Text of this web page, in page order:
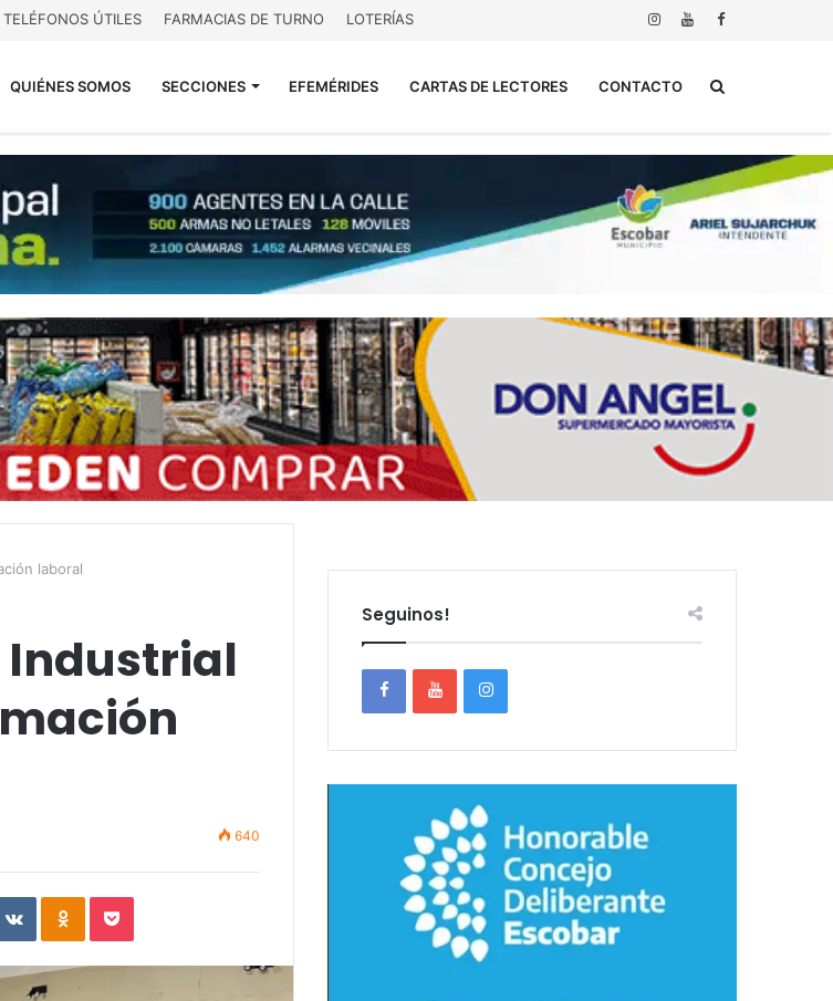
TELÉFONOS ÚTILES FARMACIAS DE TURNO LOTERÍAS
QUIÉNES SOMOS SECCIONES EFEMÉRIDES CARTAS DE LECTORES CONTACTO
laboral
Industrial
640
VKontakteOdnoklassniki
Pocket
Seguinos!